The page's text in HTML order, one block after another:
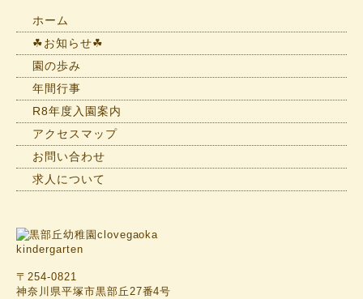
ホーム
☘お知らせ☘
園の歩み
年間行事
R8年度入園案内
アクセスマップ
お問い合わせ
求人について
〒254-0821
神奈川県平塚市黒部丘27番4号